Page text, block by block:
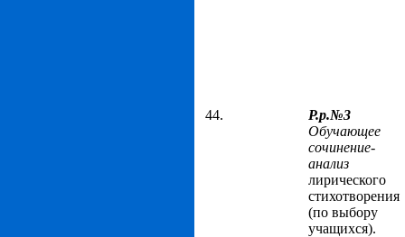
44.
Р.р.№3
Обучающее
сочинение-
анализ
лирического
стихотворения
(по выбору
учащихся).